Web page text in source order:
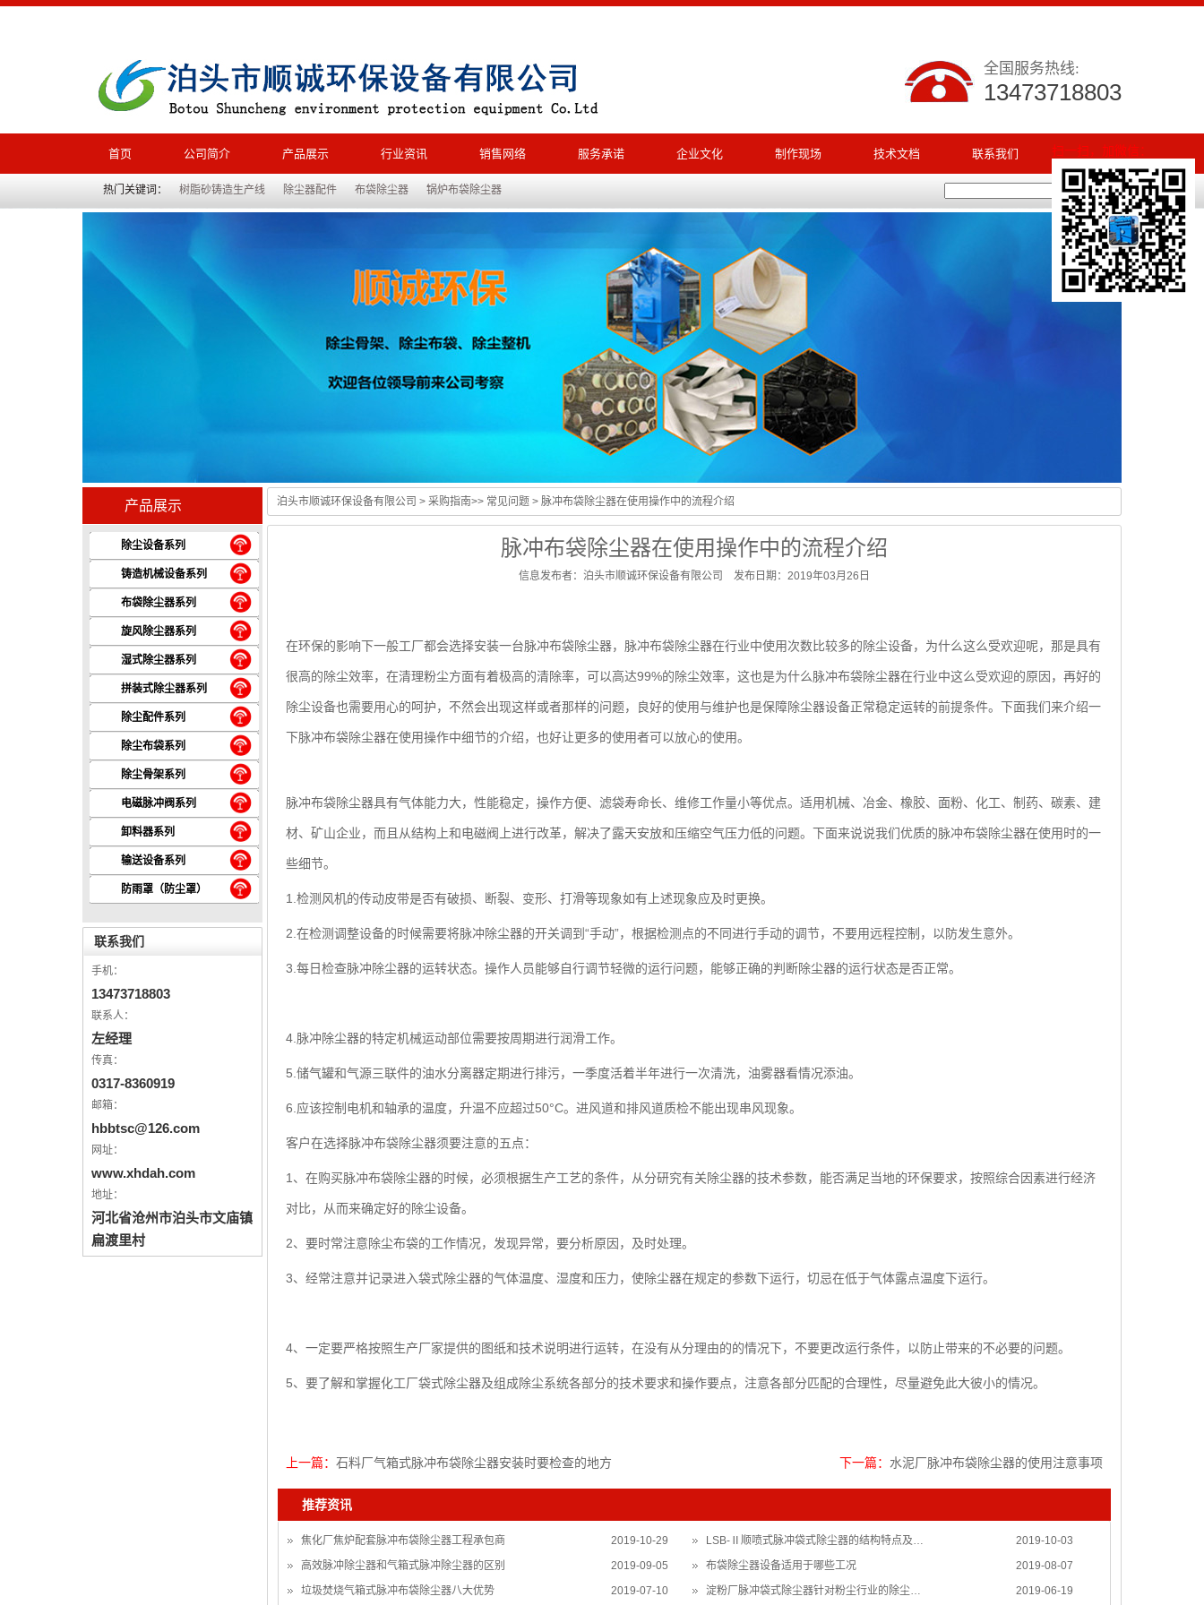
全国服务热线:
13473718803
首页 公司简介 产品展示 行业资讯 销售网络 服务承诺 企业文化 制作现场 技术文档 联系我们
搜索
热门关键词： 树脂砂铸造生产线 除尘器配件 布袋除尘器 锅炉布袋除尘器
产品展示
除尘设备系列
铸造机械设备系列
布袋除尘器系列
旋风除尘器系列
湿式除尘器系列
拼装式除尘器系列
除尘配件系列
除尘布袋系列
除尘骨架系列
电磁脉冲阀系列
卸料器系列
输送设备系列
防雨罩（防尘罩）
联系我们
手机：
13473718803
联系人：
左经理
传真：
0317-8360919
邮箱：
hbbtsc@126.com
网址：
www.xhdah.com
地址：
河北省沧州市泊头市文庙镇
扁渡里村
泊头市顺诚环保设备有限公司 > 采购指南>> 常见问题 > 脉冲布袋除尘器在使用操作中的流程介绍
脉冲布袋除尘器在使用操作中的流程介绍
信息发布者：泊头市顺诚环保设备有限公司 发布日期：2019年03月26日
在环保的影响下一般工厂都会选择安装一台脉冲布袋除尘器，脉冲布袋除尘器在行业中使用次数比较多的除尘设备，为什么这么受欢迎呢，那是具有
很高的除尘效率，在清理粉尘方面有着极高的清除率，可以高达99%的除尘效率，这也是为什么脉冲布袋除尘器在行业中这么受欢迎的原因，再好的
除尘设备也需要用心的呵护，不然会出现这样或者那样的问题，良好的使用与维护也是保障除尘器设备正常稳定运转的前提条件。下面我们来介绍一
下脉冲布袋除尘器在使用操作中细节的介绍，也好让更多的使用者可以放心的使用。
脉冲布袋除尘器具有气体能力大，性能稳定，操作方便、滤袋寿命长、维修工作量小等优点。适用机械、冶金、橡胶、面粉、化工、制药、碳素、建
材、矿山企业，而且从结构上和电磁阀上进行改革，解决了露天安放和压缩空气压力低的问题。下面来说说我们优质的脉冲布袋除尘器在使用时的一
些细节。
1.检测风机的传动皮带是否有破损、断裂、变形、打滑等现象如有上述现象应及时更换。
2.在检测调整设备的时候需要将脉冲除尘器的开关调到“手动”，根据检测点的不同进行手动的调节，不要用远程控制，以防发生意外。
3.每日检查脉冲除尘器的运转状态。操作人员能够自行调节轻微的运行问题，能够正确的判断除尘器的运行状态是否正常。
4.脉冲除尘器的特定机械运动部位需要按周期进行润滑工作。
5.储气罐和气源三联件的油水分离器定期进行排污，一季度活着半年进行一次清洗，油雾器看情况添油。
6.应该控制电机和轴承的温度，升温不应超过50°C。进风道和排风道质检不能出现串风现象。
客户在选择脉冲布袋除尘器须要注意的五点：
1、在购买脉冲布袋除尘器的时候，必须根据生产工艺的条件，从分研究有关除尘器的技术参数，能否满足当地的环保要求，按照综合因素进行经济
对比，从而来确定好的除尘设备。
2、要时常注意除尘布袋的工作情况，发现异常，要分析原因，及时处理。
3、经常注意并记录进入袋式除尘器的气体温度、湿度和压力，使除尘器在规定的参数下运行，切忌在低于气体露点温度下运行。
4、一定要严格按照生产厂家提供的图纸和技术说明进行运转，在没有从分理由的的情况下，不要更改运行条件，以防止带来的不必要的问题。
5、要了解和掌握化工厂袋式除尘器及组成除尘系统各部分的技术要求和操作要点，注意各部分匹配的合理性，尽量避免此大彼小的情况。
上一篇： 石料厂气箱式脉冲布袋除尘器安装时要检查的地方 下一篇： 水泥厂脉冲布袋除尘器的使用注意事项
推荐资讯
2019-10-29
焦化厂焦炉配套脉冲布袋除尘器工程承包商 2019-10-03
LSB-Ⅱ顺喷式脉冲袋式除尘器的结构特点及…
2019-09-05
高效脉冲除尘器和气箱式脉冲除尘器的区别 2019-08-07
布袋除尘器设备适用于哪些工况
2019-07-10
垃圾焚烧气箱式脉冲布袋除尘器八大优势 2019-06-19
淀粉厂脉冲袋式除尘器针对粉尘行业的除尘…
扫一扫，加微信：